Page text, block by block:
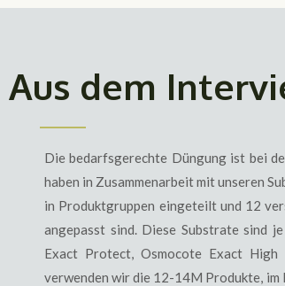
Aus dem
Die bedarfsgerechte Düngung ist bei
haben in Zusammenarbeit mit unseren
in Produktgruppen eingeteilt und 12
angepasst sind. Diese Substrate sind
Exact Protect, Osmocote Exact
verwenden wir die 12-14M Produkte,